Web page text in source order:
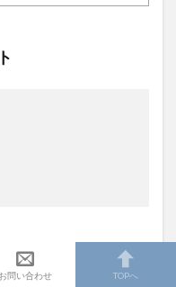
お問い合わせ TOPへ